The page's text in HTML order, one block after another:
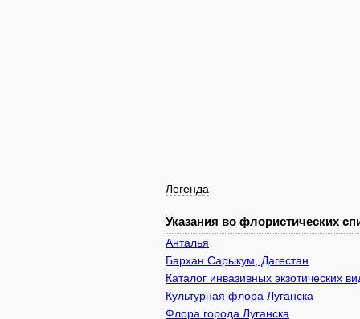
Легенда
Указания во флористических
Анталья
Бархан Сарыкум, Дагестан
Каталог инвазивных экзотических
Культурная флора Луганска
Флора города Луганска